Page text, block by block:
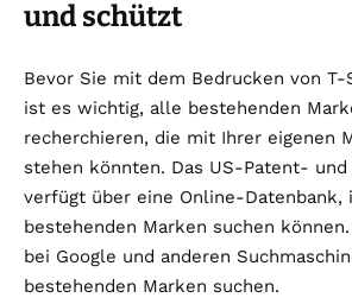
und schützt
Bevor Sie mit dem Bedrucken von T-
ist es wichtig, alle bestehenden
recherchieren, die mit Ihrer eigenen
stehen könnten. Das US-Patent-
verfügt über eine Online-Datenbank,
bestehenden Marken suchen
bei Google und anderen
bestehenden Marken suchen.